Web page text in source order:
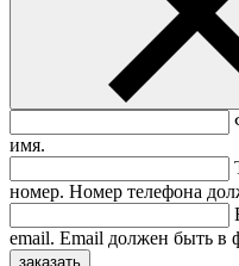
имя.
номер. Номер телефона
email. Email должен быть в